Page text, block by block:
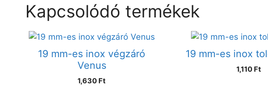
Kapcsolódó termékek
19 mm-es inox végzáró
Venus
1,630 Ft
19 mm-es inox
1,110 Ft